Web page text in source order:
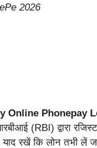
2026
Online Phonepay
(RBI) द्वारा
याद रखें कि लोन तभी